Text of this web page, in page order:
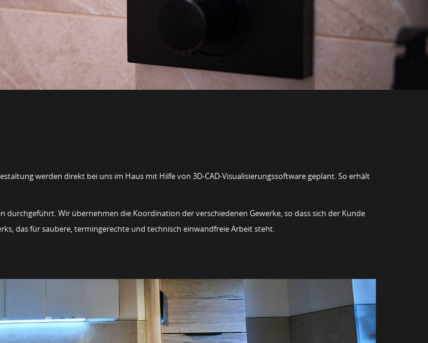
werden direkt bei uns im Haus mit Hilfe von 3D-CAD-Visualisierungssoftware geplant. So erhält
Wir übernehmen die Koordination der verschiedenen Gewerke, so dass sich der Kunde
das für saubere, termingerechte und technisch einwandfreie Arbeit steht.